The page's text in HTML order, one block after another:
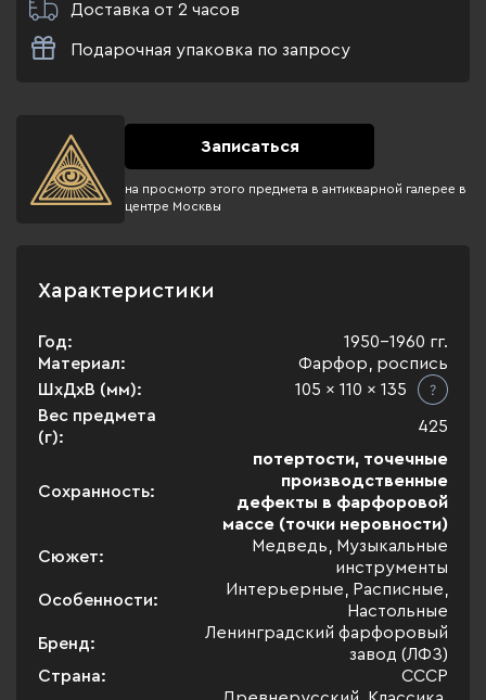
Доставка от 2 часов
Подарочная упаковка по запросу
Записаться
на просмотр этого предмета в антикварной галерее в
центре Москвы
Характеристики
Год:
1950-1960 гг.
Материал:
Фарфор, роспись
ШхДхВ (мм):
105 x 110 x 135
Вес предмета
(г):
425
Сохранность:
потертости, точечные
производственные
дефекты в фарфоровой
массе (точки неровности)
Сюжет:
Медведь, Музыкальные
инструменты
Особенности:
Интерьерные, Расписные,
Настольные
Бренд:
Ленинградский фарфоровый
завод (ЛФЗ)
Страна:
СССР